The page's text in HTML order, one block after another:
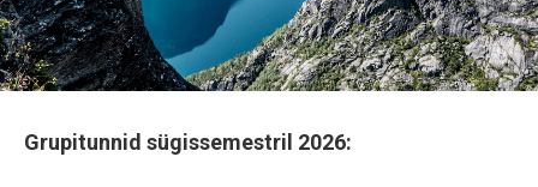
Grupitunnid sügissemestril 2026: